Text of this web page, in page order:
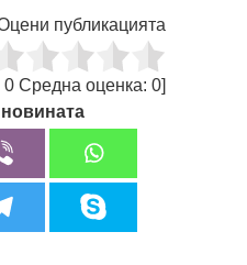
публикацията
0 Средна оценка: 0]